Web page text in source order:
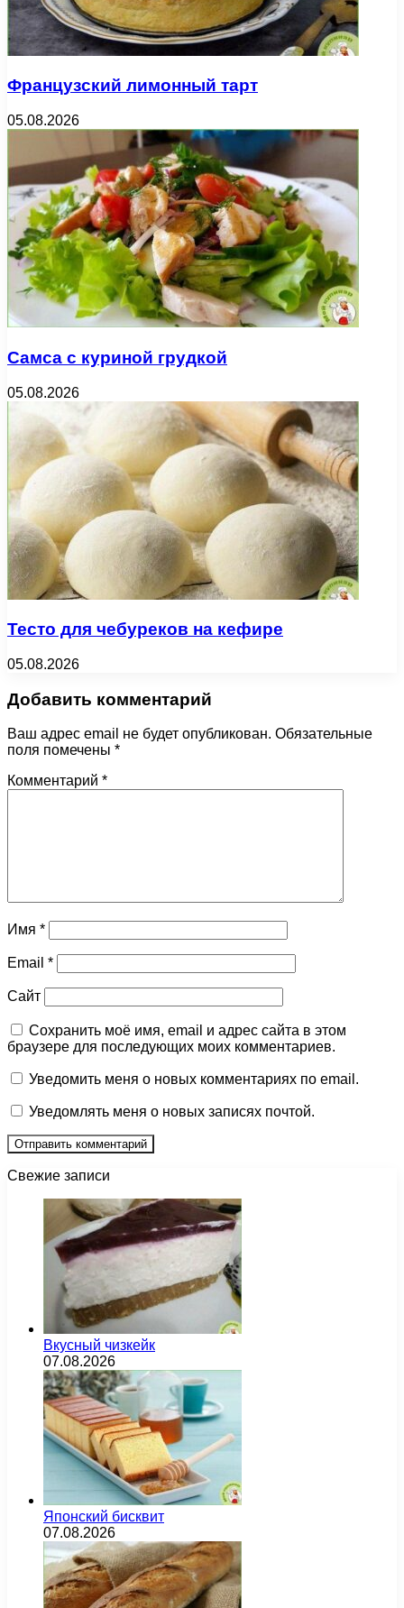
Французский лимонный тарт
05.08.2026
Самса с куриной грудкой
05.08.2026
Тесто для чебуреков на кефире
05.08.2026
Добавить комментарий
Ваш адрес email не будет опубликован. Обязательные
поля помечены *
Комментарий *
Имя *
Email *
Сайт
Сохранить моё имя, email и адрес сайта в этом
браузере для последующих моих комментариев.
Уведомить меня о новых комментариях по email.
Уведомлять меня о новых записях почтой.
Свежие записи
Вкусный чизкейк
07.08.2026
Японский бисквит
07.08.2026